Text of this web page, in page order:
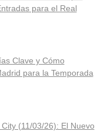
para el Real
Clave y Cómo
para la Temporada
(11/03/26): El Nuevo